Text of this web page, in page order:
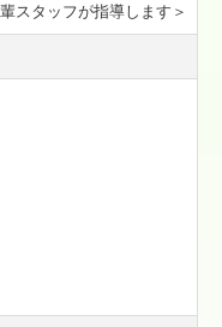
スタッフが指導します＞